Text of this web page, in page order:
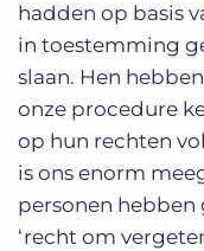
hadden op basis
in toestemming
slaan. Hen
onze procedure
op hun rechten
is ons enorm
personen
‘recht om